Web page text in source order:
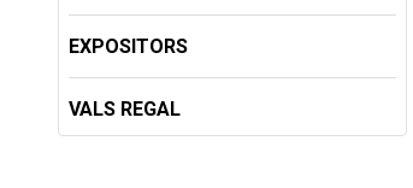
EXPOSITORS
VALS REGAL